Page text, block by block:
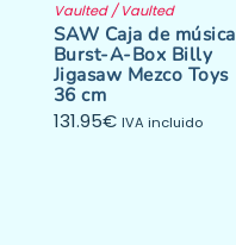
Vaulted / Vaulted
SAW Caja de música
Burst-A-Box Billy
Jigasaw Mezco Toys
36 cm
131.95€ IVA incluido